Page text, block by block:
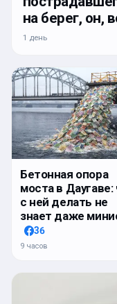
на берег, он,
1 день
Бетонная опора
моста в Даугаве:
с ней делать не
знает даже
36
9 часов